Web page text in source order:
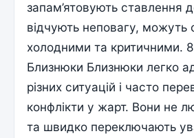
запам’ятовують ставлення
відчують неповагу, можуть
холодними та критичними.
Близнюки Близнюки легко
різних ситуацій і часто
конфлікти у жарт. Вони не
та швидко переключають